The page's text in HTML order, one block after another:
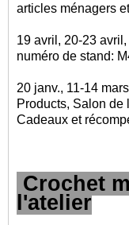
articles ménagers
19 avril, 20-23
numéro de stand:
20 janv., 11-14
Products, Salon de
Cadeaux et
Crochet
l'atelier